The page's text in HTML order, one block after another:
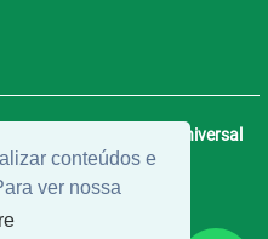
conteúdos e
ver nossa
Universal